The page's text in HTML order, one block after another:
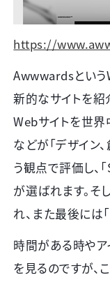
https://
Awwwardsという
新的なサイトを紹
Webサイトを世界
などが「デザイン
う観点で評価し、「
が選ばれます。そ
れ、また最後には
時間がある時やア
を見るのですが、